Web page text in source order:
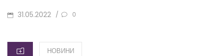
POSTED
31.05.2022 / 0
CATEGORIES
НОВИНИ